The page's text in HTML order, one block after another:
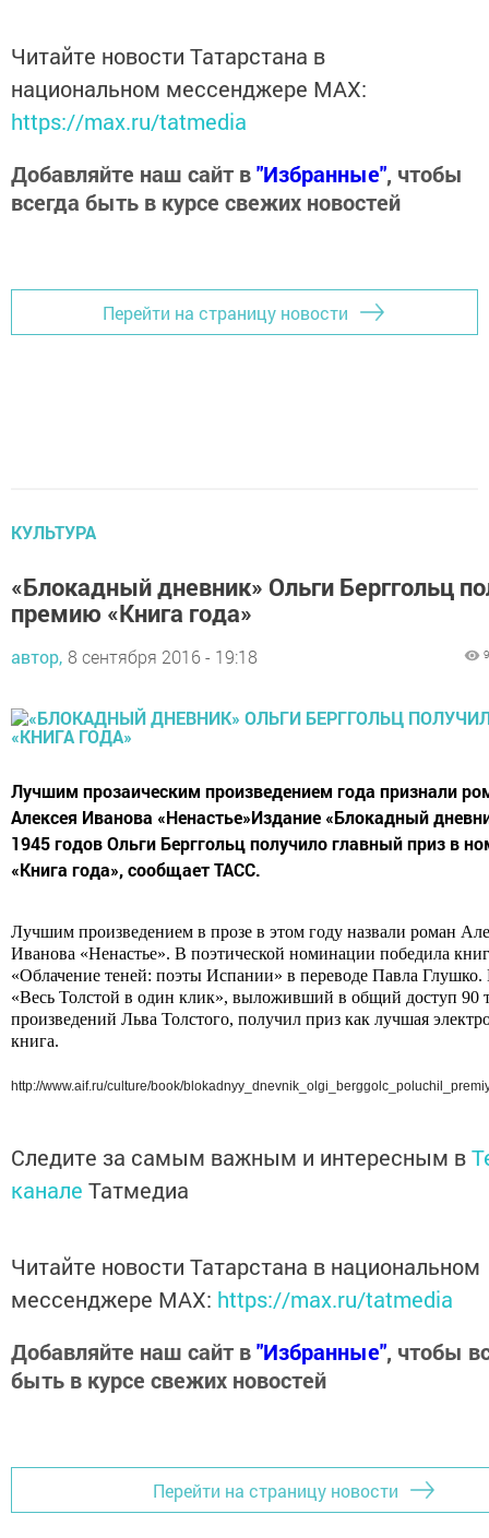
Читайте новости Татарстана в
национальном мессенджере MАХ:
https://max.ru/tatmedia
Добавляйте наш сайт в"Избранные", чтобы
всегда быть в курсе свежих новостей
Перейти на страницу новости
КУЛЬТУРА
«Блокадный дневник» Ольги Берггольц
премию «Книга года»
автор, 8 сентября 2016 - 19:18
Лучшим прозаическим произведением года признали
Алексея Иванова «Ненастье»Издание «Блокадный
1945 годов Ольги Берггольц получило главный приз в
«Книга года», сообщает ТАСС.
Лучшим произведением в прозе в этом году назвали роман
Иванова «Ненастье». В поэтической номинации победила
«Облачение теней: поэты Испании» в переводе Павла Глушко.
«Весь Толстой в один клик», выложивший в общий доступ 90
произведений Льва Толстого, получил приз как лучшая
книга.
http://www.aif.ru/culture/book/
Следите за самым важным и интересным в
канале Татмедиа
Читайте новости Татарстана в национальном
мессенджере MАХ: https://max.ru/tatmedia
Добавляйте наш сайт в"Избранные", чтобы
быть в курсе свежих новостей
Перейти на страницу новости